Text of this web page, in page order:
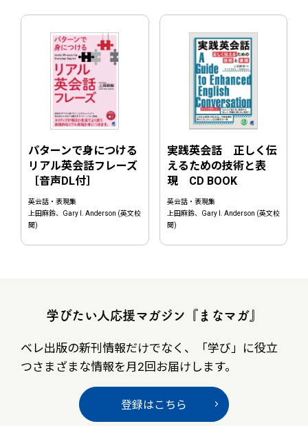
パターンで身につける
リアル英会話フレーズ
［音声DL付］
英会話・表現集
上田麻鈴、Gary I. Anderson (英文校
閲)
実践英会話 正しく伝
えるための技術と表
現 CD BOOK
英会話・表現集
上田麻鈴、Gary I. Anderson (英文校
閲)
学びたい人応援マガジン『まなマガ』
ベレ出版の新刊情報だけでなく、
「学び」に役立
つさまざまな情報を月2回お届けします。
登録はこちら